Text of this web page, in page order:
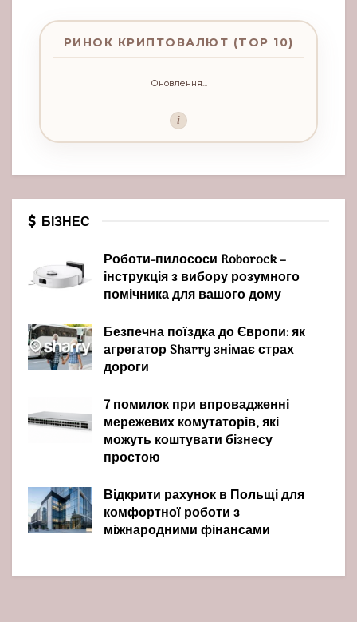
РИНОК КРИПТОВАЛЮТ (TOP 10)
Оновлення...
i
БІЗНЕС
Роботи-пилососи Roborock –
інструкція з вибору розумного
помічника для вашого дому
Безпечна поїздка до Європи: як
агрегатор Sharry знімає страх
дороги
7 помилок при впровадженні
мережевих комутаторів, які
можуть коштувати бізнесу
простою
Відкрити рахунок в Польщі для
комфортної роботи з
міжнародними фінансами